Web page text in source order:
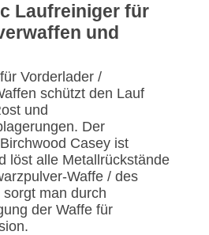
Laufreiniger für
und
Vorderlader /
schützt den Lauf
und
Der
Casey ist
löst alle Metallrückstände
Waffe / des
man durch
der Waffe für